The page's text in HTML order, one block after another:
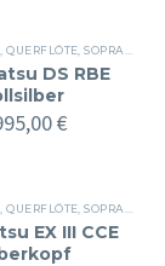
,QUERFLÖTE ,SOPRAN
DS RBE
€
,QUERFLÖTE ,SOPRAN
EX III CCE